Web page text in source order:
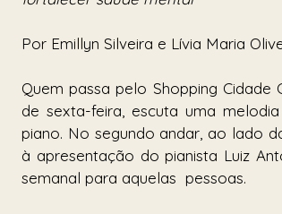
Por Emillyn Silveira e Lívia Maria
Quem passa pelo Shopping
de sexta-feira, escuta uma
piano. No segundo andar, ao lado
à apresentação do pianista Luiz
semanal para aquelas  pessoas.